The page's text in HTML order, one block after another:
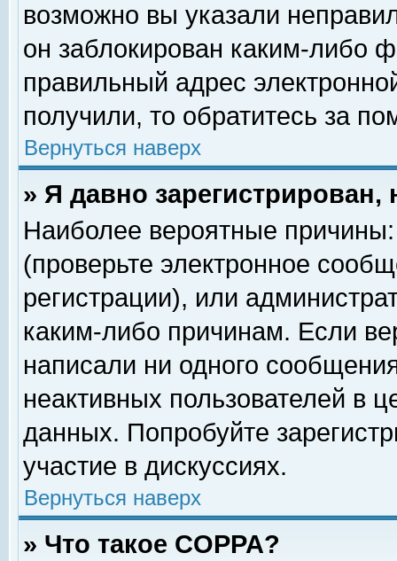
возможно вы указали
он заблокирован каким-либо
правильный адрес
получили, то обратитесь за
Вернуться наверх
» Я давно
Наиболее вероятные
(проверьте электронное
регистрации), или
каким-либо причинам. Если
написали ни одного
неактивных пользователей в
данных. Попробуйте
участие в дискуссиях.
Вернуться наверх
» Что такое COPPA?